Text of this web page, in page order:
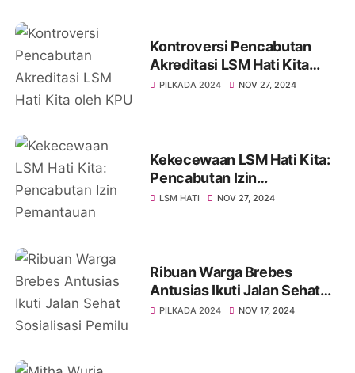
Kontroversi Pencabutan
Akreditasi LSM Hati Kita
oleh KPU Brebes Menjelang
PILKADA 2024 NOV 27, 2024
Kekecewaan LSM Hati Kita:
Pencabutan Izin
Pemantauan Pilkada Dinilai
LSM HATI NOV 27, 2024
Ribuan Warga Brebes
Antusias Ikuti Jalan Sehat
Sosialisasi Pemilu Serentak
PILKADA 2024 NOV 17, 2024